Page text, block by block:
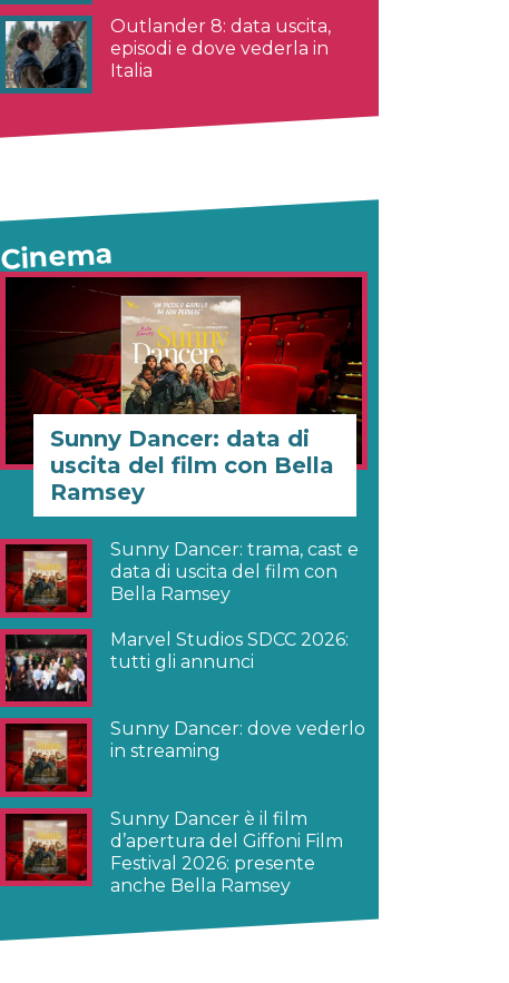
Outlander 8: data uscita,
episodi e dove vederla in
Italia
Cinema
Sunny Dancer: data di
uscita del film con Bella
Ramsey
Sunny Dancer: trama, cast e
data di uscita del film con
Bella Ramsey
Marvel Studios SDCC 2026:
tutti gli annunci
Sunny Dancer: dove vederlo
in streaming
Sunny Dancer è il film
d’apertura del Giffoni Film
Festival 2026: presente
anche Bella Ramsey